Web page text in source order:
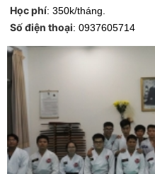
Học phí: 350k/tháng.
Số điện thoại: 0937605714